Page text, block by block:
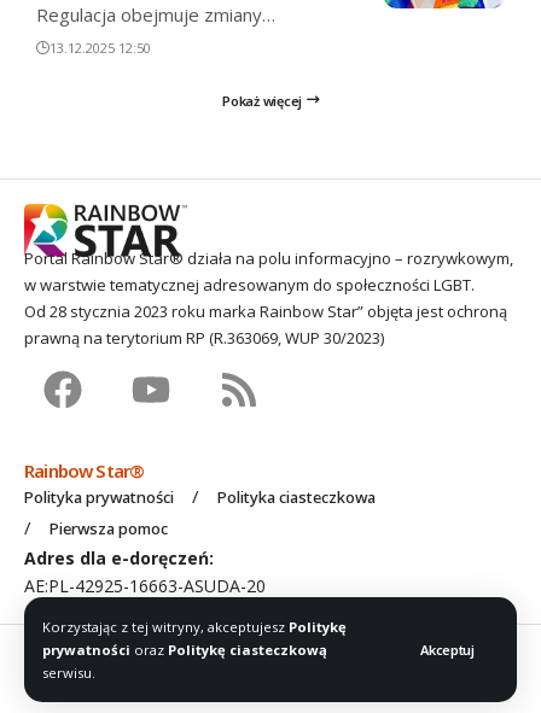
Korzystając z tej witryny, akceptujesz Politykę
prywatności oraz Politykę ciasteczkową
serwisu.
Akceptuj
Regulacja obejmuje zmiany…
13.12.2025 12:50
Pokaż więcej
Portal Rainbow Star® działa na polu informacyjno – rozrywkowym,
w warstwie tematycznej adresowanym do społeczności LGBT.
Od 28 stycznia 2023 roku marka Rainbow Star” objęta jest ochroną
prawną na terytorium RP (R.363069, WUP 30/2023)
Rainbow Star®
Polityka prywatności
Polityka ciasteczkowa
Pierwsza pomoc
Adres dla e-doręczeń:
AE:PL-42925-16663-ASUDA-20
2016 – 2026 © Rainbow Star® c/oStardar Media
. Wszelkie prawa